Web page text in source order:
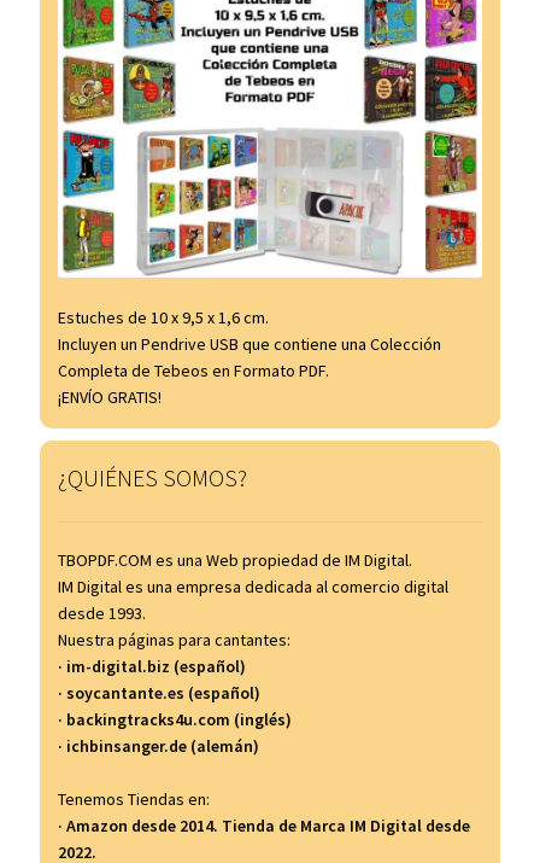
Estuches de 10 x 9,5 x 1,6 cm.
Incluyen un Pendrive USB que contiene una Colección
Completa de Tebeos en Formato PDF.
¡ENVÍO GRATIS!
¿QUIÉNES SOMOS?
TBOPDF.COM es una Web propiedad de IM Digital.
IM Digital es una empresa dedicada al comercio digital
desde 1993.
Nuestra páginas para cantantes:
· im-digital.biz (español)
· soycantante.es (español)
· backingtracks4u.com (inglés)
· ichbinsanger.de (alemán)
Tenemos Tiendas en:
· Amazon desde 2014. Tienda de Marca IM Digital desde
2022.